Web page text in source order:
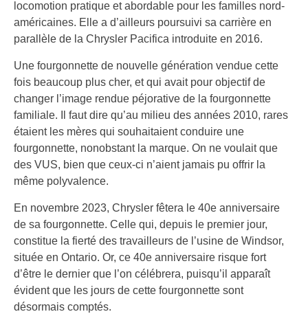
locomotion pratique et abordable pour les familles nord-
américaines. Elle a d’ailleurs poursuivi sa carrière en
parallèle de la Chrysler Pacifica introduite en 2016.
Une fourgonnette de nouvelle génération vendue cette
fois beaucoup plus cher, et qui avait pour objectif de
changer l’image rendue péjorative de la fourgonnette
familiale. Il faut dire qu’au milieu des années 2010, rares
étaient les mères qui souhaitaient conduire une
fourgonnette, nonobstant la marque. On ne voulait que
des VUS, bien que ceux-ci n’aient jamais pu offrir la
même polyvalence.
En novembre 2023, Chrysler fêtera le 40e anniversaire
de sa fourgonnette. Celle qui, depuis le premier jour,
constitue la fierté des travailleurs de l’usine de Windsor,
située en Ontario. Or, ce 40e anniversaire risque fort
d’être le dernier que l’on célébrera, puisqu’il apparaît
évident que les jours de cette fourgonnette sont
désormais comptés.